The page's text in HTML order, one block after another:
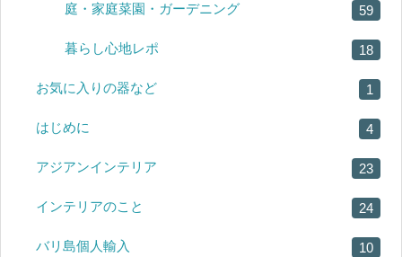
庭・家庭菜園・ガーデニング 59
暮らし心地レポ 18
お気に入りの器など 1
はじめに 4
アジアンインテリア 23
インテリアのこと 24
バリ島個人輸入 10